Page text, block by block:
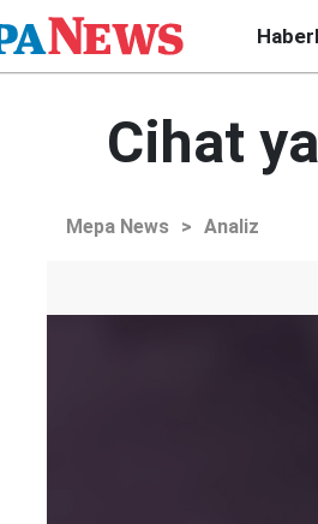
Cihat
Mepa News > Analiz